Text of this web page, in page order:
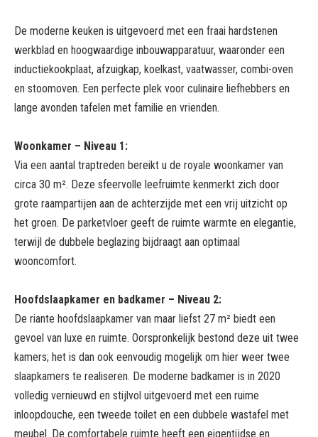
De moderne keuken is uitgevoerd met een fraai hardstenen
werkblad en hoogwaardige inbouwapparatuur, waaronder een
inductiekookplaat, afzuigkap, koelkast, vaatwasser, combi-oven
en stoomoven. Een perfecte plek voor culinaire liefhebbers en
lange avonden tafelen met familie en vrienden.
Woonkamer – Niveau 1:
Via een aantal traptreden bereikt u de royale woonkamer van
circa 30 m². Deze sfeervolle leefruimte kenmerkt zich door
grote raampartijen aan de achterzijde met een vrij uitzicht op
het groen. De parketvloer geeft de ruimte warmte en elegantie,
terwijl de dubbele beglazing bijdraagt aan optimaal
wooncomfort.
Hoofdslaapkamer en badkamer – Niveau 2:
De riante hoofdslaapkamer van maar liefst 27 m² biedt een
gevoel van luxe en ruimte. Oorspronkelijk bestond deze uit twee
kamers; het is dan ook eenvoudig mogelijk om hier weer twee
slaapkamers te realiseren. De moderne badkamer is in 2020
volledig vernieuwd en stijlvol uitgevoerd met een ruime
inloopdouche, een tweede toilet en een dubbele wastafel met
meubel. De comfortabele ruimte heeft een eigentijdse en